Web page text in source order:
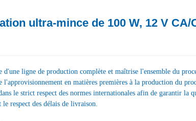
Loading...
Loading...
ultra-mince de 100 W, 12 V CA/
d'une ligne de production complète et maîtrise l'ensemble du
l'approvisionnement en matières premières à la production du
le strict respect des normes internationales afin de garantir la
le respect des délais de livraison.